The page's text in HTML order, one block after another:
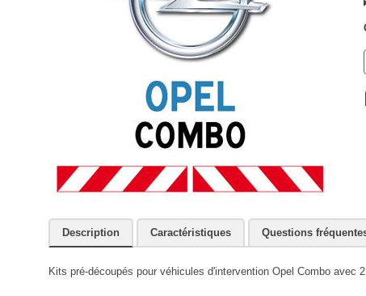
Description Caractéristiques Questions
Kits pré-découpés pour véhicules d'intervention Opel Combo avec